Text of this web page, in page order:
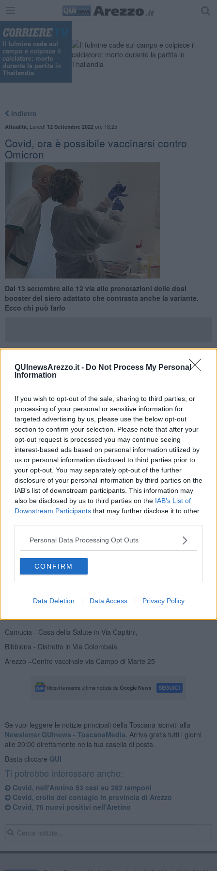
QUInewsArezzo.it - Do Not Process My Personal
Information
If you wish to opt-out of the sale, sharing to third parties, or
processing of your personal or sensitive information for
targeted advertising by us, please use the below opt-out
section to confirm your selection. Please note that after your
opt-out request is processed you may continue seeing
interest-based ads based on personal information utilized by
us or personal information disclosed to third parties prior to
your opt-out. You may separately opt-out of the further
disclosure of your personal information by third parties on the
IAB’s list of downstream participants. This information may
also be disclosed by us to third parties on the IAB’s List of
Downstream Participants that may further disclose it to other
Personal Data Processing Opt Outs
CONFIRM
Data Deletion Data Access Privacy Policy
Il fulmine cade sul
campo e colpisce il
calciatore: morto
durante la partita in
Thailandia
Indietro
Attualità Lunedì 12 Settembre 2022ore 18:25
Covid, ora è possibile vaccinarsi contro
Omicron
Dal 13 settembre alle 12 via alle prenotazioni delle dosi
booster del siero adattato che contrasta anche la variante.
Ecco chi può farlo
AREZZO E PROVINCIA —Da domani, martedì 13 settembre (ore
12), sarà possibile prenotare per effettuare la vaccinazione
Omicron. Le agende dell’Asl Toscana sud est apriranno giovedì 15,
mentre farmacie che aderiscono, medici di medicina generale e
pediatri potranno vaccinare dal 20.
Possono ricevere il nuovo vaccino, che è raccomandato ma non
obbligatorio, gli over 12 che devono fare la terza dose e gli over 60,
i soggetti fragili, le donne in gravidanza e il personale sanitario
come quarta dose.
Per ilciclo primario, prima e seconda dose, continuerà ad
essere utilizzato il vaccino precedente.
Si ricorda che per prenotarsi basta andare sul portale regionale
dove le agende vengono
implementate via via che i posti a disposizione vengono occupati.
Per assistenza nelle prenotazioni il numero verde è 800 432525,
attivo dal lunedì al venerdì dalle ore 8 alle ore 14.
Sedi vaccinali sul territorio dell’Asl Toscana sud est
Montevarchi - Dipartimento di Prevenzione c/o P.O. del Valdarno
"S.M. alla Gruccia"
Camucia - Casa della Salute in Via Capitini,
Bibbiena - Distretto in Via Colombaia
Arezzo –Centro vaccinale via Campo di Marte 25
Se vuoi leggere le notizie principali della Toscana iscriviti alla
Newsletter QUInews - ToscanaMedia. Arriva gratis tutti i giorni
alle 20:00 direttamente nella tua casella di posta.
Basta cliccare QUI
Ti potrebbe interessare anche:
Covid, nell'Aretino 53 casi su 282 tamponi
Covid, crollo del contagio in provincia di Arezzo
Covid, 76 nuovi positivi nell'Aretino